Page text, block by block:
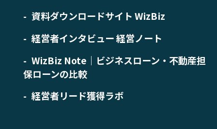
資料ダウンロードサイト WizBiz
経営者インタビュー 経営ノート
WizBiz Note｜ビジネスローン・不動産担
保ローンの比較
経営者リード獲得ラボ